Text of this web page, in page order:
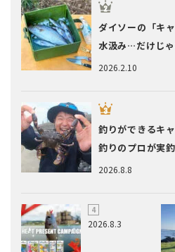
2026.2.10
ダイソーの「キ
水汲み…だけじ
2026.8.8
釣りができるキ
釣りのプロが実
2026.8.3